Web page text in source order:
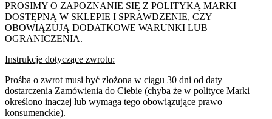
PROSIMY O ZAPOZNANIE SIĘ Z POLITYKĄ MARKI
DOSTĘPNĄ W SKLEPIE I SPRAWDZENIE, CZY
OBOWIĄZUJĄ DODATKOWE WARUNKI LUB
OGRANICZENIA.
Instrukcje dotyczące zwrotu:
Prośba o zwrot musi być złożona w ciągu 30 dni od daty
dostarczenia Zamówienia do Ciebie (chyba że w polityce Marki
określono inaczej lub wymaga tego obowiązujące prawo
konsumenckie).